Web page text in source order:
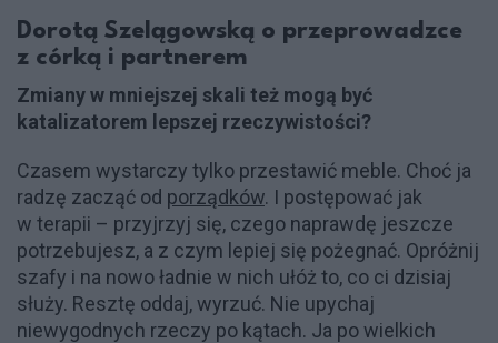
Dorotą Szelągowską o przeprowadzce
z córką i partnerem
Zmiany w mniejszej skali też mogą być
katalizatorem lepszej rzeczywistości?
Czasem wystarczy tylko przestawić meble. Choć ja
radzę zacząć od porządków. I postępować jak
w terapii – przyjrzyj się, czego naprawdę jeszcze
potrzebujesz, a z czym lepiej się pożegnać. Opróżnij
szafy i na nowo ładnie w nich ułóż to, co ci dzisiaj
służy. Resztę oddaj, wyrzuć. Nie upychaj
niewygodnych rzeczy po kątach. Ja po wielkich